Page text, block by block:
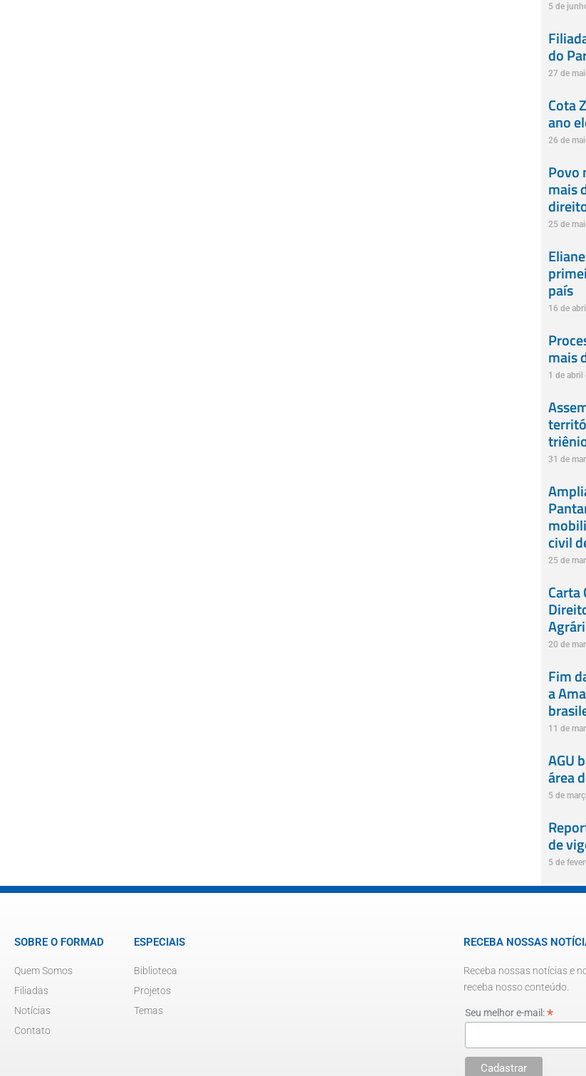
5 de
do
27 de
Cota
ano
26 de
Povo
mais
25 de
país
16 de
mais
1 de abril
31 de
civil
25 de
Carta
20 de
Fim
a
11 de
AGU
área
5 de
de
5 de
SOBRE O FORMAD
Quem Somos
Filiadas
Notícias
Contato
ESPECIAIS
Biblioteca
Projetos
Temas
RECEBA NOSSAS
Receba nossas notícias e
receba nosso conteúdo.
Seu melhor e-mail:*